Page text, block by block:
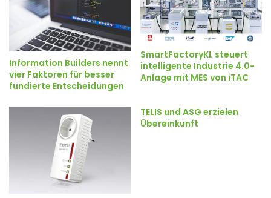
Information Builders nennt
vier Faktoren für besser
fundierte Entscheidungen
SmartFactoryKL steuert
intelligente Industrie 4.0-
Anlage mit MES von iTAC
TELIS und ASG erzielen
Übereinkunft